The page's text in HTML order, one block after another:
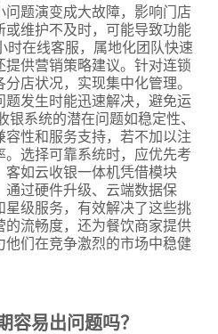
题演变成大故障，影响门店
维护不及时，可能导致功能
时在线客服，属地化团队快速
供营销策略建议。针对连锁
店状况，实现集中化管理。
发生时能迅速解决，避免运
系统的潜在问题如稳定性、
性和服务支持，若不加以注
选择可靠系统时，应优先考
如云收银一体机凭借模块
过硬件升级、云端数据保
级服务，有效解决了这些挑
流畅度，还为餐饮商家提供
们在竞争激烈的市场中稳健
容易出问题吗？